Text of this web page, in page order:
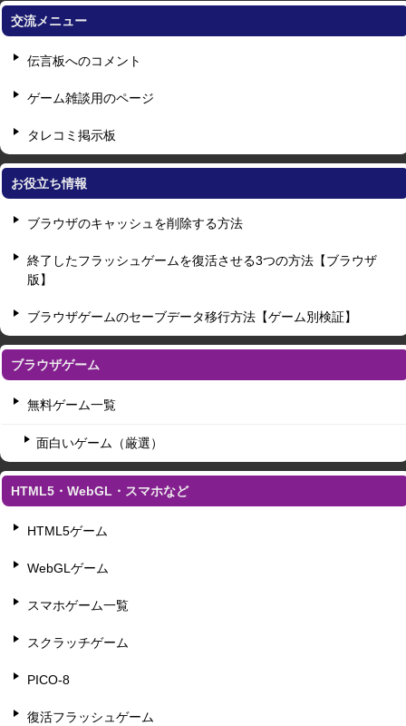
交流メニュー
伝言板へのコメント
ゲーム雑談用のページ
タレコミ掲示板
お役立ち情報
ブラウザのキャッシュを削除する方法
終了したフラッシュゲームを復活させる3つの方法【ブラウザ
版】
ブラウザゲームのセーブデータ移行方法【ゲーム別検証】
ブラウザゲーム
無料ゲーム一覧
面白いゲーム（厳選）
HTML5・WebGL・スマホなど
HTML5ゲーム
WebGLゲーム
スマホゲーム一覧
スクラッチゲーム
PICO-8
復活フラッシュゲーム